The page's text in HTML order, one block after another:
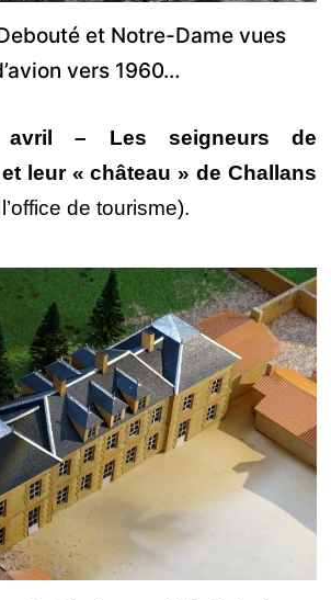
et Notre-Dame vues
vers 1960…
avril – Les seigneurs de
leur « château » de Challans
de tourisme).